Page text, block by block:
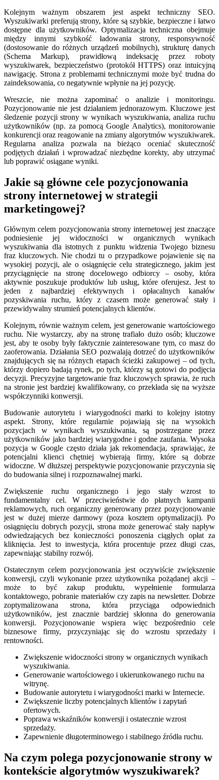
Kolejnym ważnym obszarem jest aspekt techniczny SEO.
Wyszukiwarki preferują strony, które są szybkie, bezpieczne i łatwo
dostępne dla użytkowników. Optymalizacja techniczna obejmuje
między innymi szybkość ładowania strony, responsywność
(dostosowanie do różnych urządzeń mobilnych), strukturę danych
(Schema Markup), prawidłową indeksację przez roboty
wyszukiwarek, bezpieczeństwo (protokół HTTPS) oraz intuicyjną
nawigację. Strona z problemami technicznymi może być trudna do
zaindeksowania, co negatywnie wpłynie na jej pozycję.
Wreszcie, nie można zapominać o analizie i monitoringu.
Pozycjonowanie nie jest działaniem jednorazowym. Kluczowe jest
śledzenie pozycji strony w wynikach wyszukiwania, analiza ruchu
użytkowników (np. za pomocą Google Analytics), monitorowanie
konkurencji oraz reagowanie na zmiany algorytmów wyszukiwarek.
Regularna analiza pozwala na bieżąco oceniać skuteczność
podjętych działań i wprowadzać niezbędne korekty, aby utrzymać
lub poprawić osiągane wyniki.
Jakie są główne cele pozycjonowania
strony internetowej w strategii
marketingowej?
Głównym celem pozycjonowania strony internetowej jest znaczące
podniesienie jej widoczności w organicznych wynikach
wyszukiwania dla istotnych z punktu widzenia Twojego biznesu
fraz kluczowych. Nie chodzi tu o przypadkowe pojawienie się na
wysokiej pozycji, ale o osiągnięcie celu strategicznego, jakim jest
przyciągnięcie na stronę docelowego odbiorcy – osoby, która
aktywnie poszukuje produktów lub usług, które oferujesz. Jest to
jeden z najbardziej efektywnych i opłacalnych kanałów
pozyskiwania ruchu, który z czasem może generować stały i
przewidywalny strumień potencjalnych klientów.
Kolejnym, równie ważnym celem, jest generowanie wartościowego
ruchu. Nie wystarczy, aby na stronę trafiało dużo osób; kluczowe
jest, aby te osoby były faktycznie zainteresowane tym, co masz do
zaoferowania. Działania SEO pozwalają dotrzeć do użytkowników
znajdujących się na różnych etapach ścieżki zakupowej – od tych,
którzy dopiero badają rynek, po tych, którzy są gotowi do podjęcia
decyzji. Precyzyjne targetowanie fraz kluczowych sprawia, że ruch
na stronie jest bardziej kwalifikowany, co przekłada się na wyższe
współczynniki konwersji.
Budowanie autorytetu i wiarygodności marki to kolejny istotny
aspekt. Strony, które regularnie pojawiają się na wysokich
pozycjach w wynikach wyszukiwania, są postrzegane przez
użytkowników jako bardziej wiarygodne i godne zaufania. Wysoka
pozycja w Google często działa jak rekomendacja, sprawiając, że
potencjalni klienci chętniej wybierają firmy, które są dobrze
widoczne. W dłuższej perspektywie pozycjonowanie przyczynia się
do budowania silnej i rozpoznawalnej marki.
Zwiększenie ruchu organicznego i jego stały wzrost to
fundamentalny cel. W przeciwieństwie do płatnych kampanii
reklamowych, ruch organiczny generowany przez pozycjonowanie
jest w dużej mierze darmowy (poza kosztem optymalizacji). Po
osiągnięciu dobrych pozycji, strona może generować stały napływ
odwiedzających bez konieczności ponoszenia ciągłych opłat za
kliknięcia. Jest to inwestycja, która procentuje przez długi czas,
zapewniając stabilny rozwój.
Ostatecznym celem pozycjonowania jest oczywiście zwiększenie
konwersji, czyli wykonanie przez użytkownika pożądanej akcji –
może to być zakup produktu, wypełnienie formularza
kontaktowego, pobranie materiałów czy zapis na newsletter. Dobrze
zoptymalizowana strona, która przyciąga odpowiednich
użytkowników, jest znacznie bardziej skłonna do generowania
konwersji. Pozycjonowanie wspiera więc bezpośrednio cele
biznesowe firmy, przyczyniając się do wzrostu sprzedaży i
rentowności.
Zwiększenie widoczności strony w organicznych wynikach
wyszukiwania.
Generowanie wartościowego i ukierunkowanego ruchu na
witrynę.
Budowanie autorytetu i wiarygodności marki w Internecie.
Zwiększenie liczby potencjalnych klientów i zapytań
ofertowych.
Poprawa wskaźników konwersji i ostatecznie wzrost
sprzedaży.
Zapewnienie długoterminowego i stabilnego źródła ruchu.
Na czym polega pozycjonowanie strony w
kontekście algorytmów wyszukiwarek?